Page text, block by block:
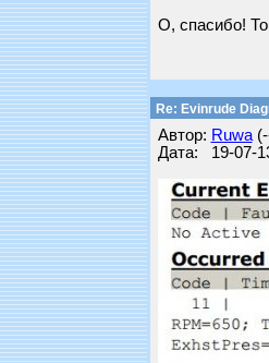
О, спасибо! То
Re: Evinrude
Автор: Ruwa
Дата: 19-07-